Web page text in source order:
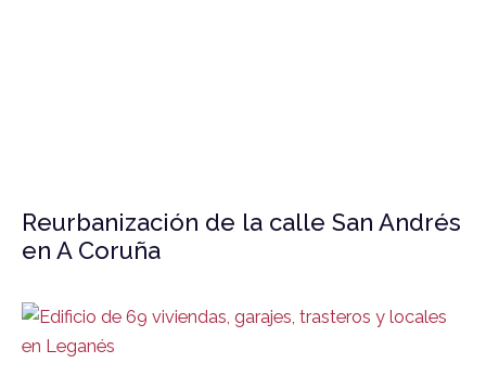
Reurbanización de la calle San Andrés
en A Coruña